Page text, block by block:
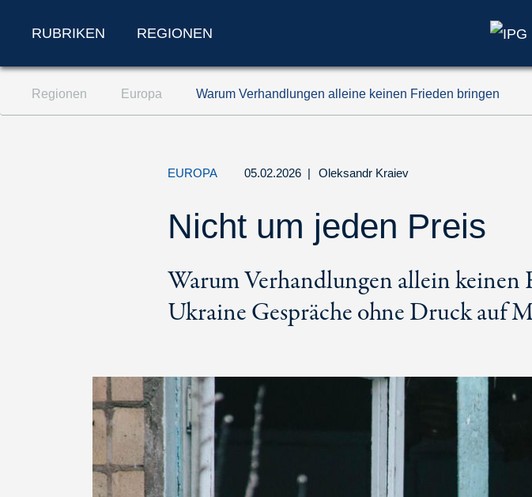
Zum Inhalt springen (Accesskey '1')
Zur Suche springen (Accesskey '2')
RUBRIKEN REGIONEN
Regionen Europa Warum Verhandlungen alleine keinen Frieden bringen
EUROPA 05.02.2026 | Oleksandr Kraiev
Nicht um jeden Preis
Warum Verhandlungen allein keinen
Ukraine Gespräche ohne Druck auf